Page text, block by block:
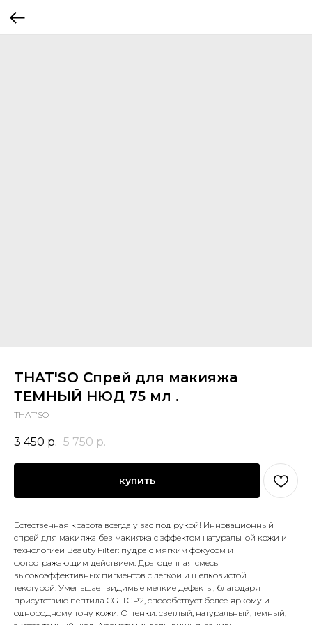
THAT'SO Спрей для макияжа
ТЕМНЫЙ НЮД 75 мл .
THAT'SO
3 450 р. 5 750 р.
купить
Естественная красота всегда у вас под рукой! Инновационный
спрей для макияжа без макияжа с эффектом натуральной кожи и
технологией Beauty Filter: пудра с мягким фокусом и
фотоотражающим действием. Драгоценная смесь
высокоэффективных пигментов с легкой и шелковистой
текстурой. Уменьшает видимые мелкие дефекты, благодаря
присутствию пептида CG-TGP2, способствует более яркому и
однородному тону кожи. Оттенки: светлый, натуральный, темный,